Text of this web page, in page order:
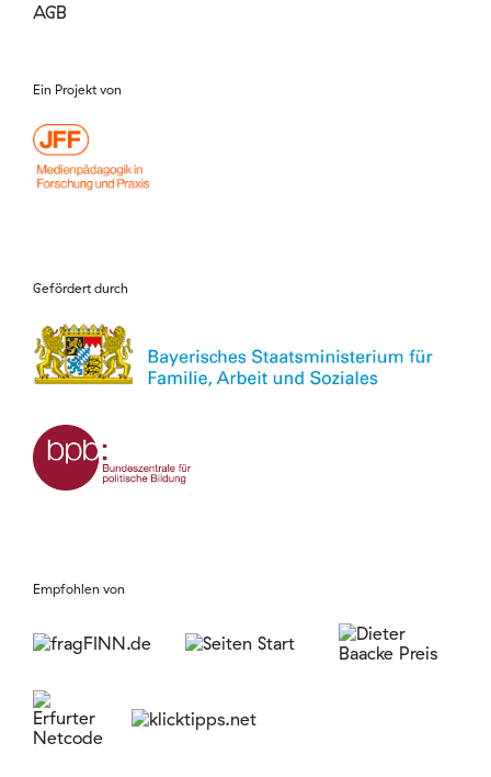
AGB
Ein Projekt von
Gefördert durch
Empfohlen von